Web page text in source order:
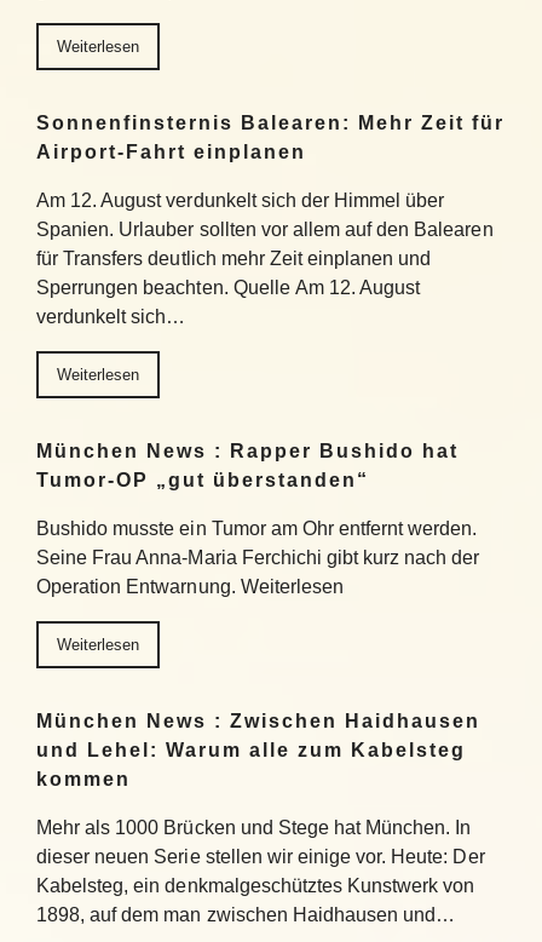
Weiterlesen
Sonnenfinsternis Balearen: Mehr Zeit für
Airport-Fahrt einplanen
Am 12. August verdunkelt sich der Himmel über
Spanien. Urlauber sollten vor allem auf den Balearen
für Transfers deutlich mehr Zeit einplanen und
Sperrungen beachten. Quelle Am 12. August
verdunkelt sich…
Weiterlesen
München News : Rapper Bushido hat
Tumor-OP „gut überstanden“
Bushido musste ein Tumor am Ohr entfernt werden.
Seine Frau Anna-Maria Ferchichi gibt kurz nach der
Operation Entwarnung. Weiterlesen
Weiterlesen
München News : Zwischen Haidhausen
und Lehel: Warum alle zum Kabelsteg
kommen
Mehr als 1000 Brücken und Stege hat München. In
dieser neuen Serie stellen wir einige vor. Heute: Der
Kabelsteg, ein denkmalgeschütztes Kunstwerk von
1898, auf dem man zwischen Haidhausen und…